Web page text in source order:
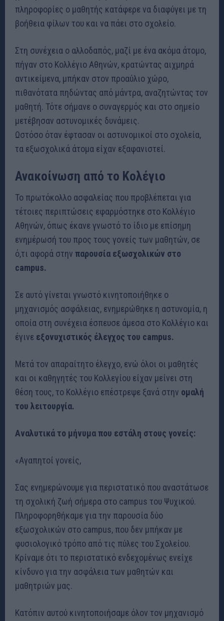
πληροφορίες ο μαθητής κατάφερε να διαφύγει με τη
βοήθεια φίλων του και να πάει στο σχολείο.
Στη συνέχεια ο αλλοδαπός, μαζί με ένα ακόμα άτομο,
πήγαν στο Κολλέγιο Αθηνών, κρατώντας αιχμηρά
αντικείμενα, μπήκαν στον προαύλιο χώρο,
πιθανότατα πηδώντας από μάντρα, αναζητώντας τον
μαθητή. Τότε σήμανε ο συναγερμός και στο σημείο
μετέβησαν αστυνομικές δυνάμεις.
Ωστόσο όταν έφτασαν οι αστυνομικοί στο σχολεία,
τα εξωσχολικά άτομα είχαν εξαφανιστεί.
Ανακοίνωση από το Κολέγιο
Το πρωτόκολλο ασφαλείας που προβλέπεται για
τέτοιες περιπτώσεις εφαρμόστηκε στο Κολλέγιο
Αθηνών, όπως έκανε γνωστό το ίδιο με επίσημη
ενημέρωσή του προς τους γονείς των μαθητών, σε
ό,τι αφορά στην παρουσία εξωσχολικών στο
campus.
Σε αυτό γίνεται γνωστό κινητοποιήθηκε ο
μηχανισμός ασφάλειας, ενημερώθηκε η αστυνομία, η
οποία στη συνέχεια έσπευσε άμεσα στο Κολλέγιο και
έγινε εξονυχιστικός έλεγχος του campus.
Μετά τον απαραίτητο έλεγχο, ενώ όλοι οι μαθητές
και οι καθηγητές του Κολλεγίου είχαν μείνει στη
θέση τους, το Κολλέγιο επέστρεψε ξανά στην ομαλή
του λειτουργία.
Αναλυτικά το μήνυμα που εστάλη στους γονείς:
«Αγαπητοί γονείς,
Σας ενημερώνουμε για περιστατικό που αναστάτωσε
τη σχολική ζωή σήμερα στο campus του Ψυχικού.
Πληροφορηθήκαμε για την παρουσία δύο
εξωσχολικών στο campus, που δεν μπήκαν με
φυσιολογικό τρόπο από τις πύλες του Σχολείου.
Κρίναμε ότι το περιστατικό ενδεχομένως ενείχε
κίνδυνο για την ασφάλεια των μαθητών και
μαθητριών μας.
Κατόπιν αυτού κινητοποιήσαμε όλον τον μηχανισμό